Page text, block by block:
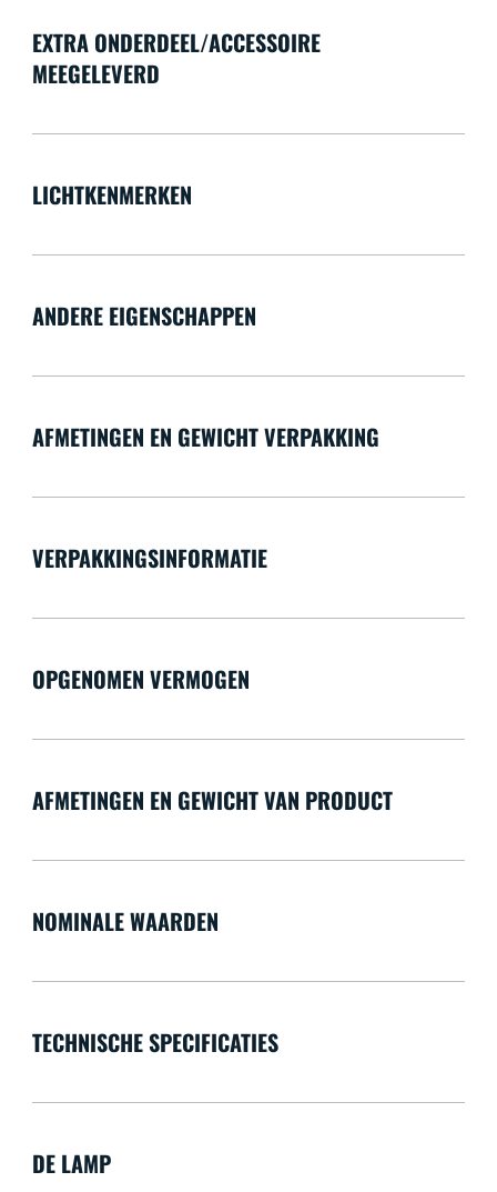
EXTRA ONDERDEEL/ACCESSOIRE
MEEGELEVERD
LICHTKENMERKEN
ANDERE EIGENSCHAPPEN
AFMETINGEN EN GEWICHT VERPAKKING
VERPAKKINGSINFORMATIE
OPGENOMEN VERMOGEN
AFMETINGEN EN GEWICHT VAN PRODUCT
NOMINALE WAARDEN
TECHNISCHE SPECIFICATIES
DE LAMP